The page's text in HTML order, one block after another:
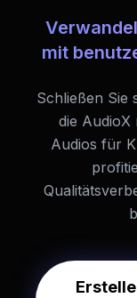
mit
Schließen Sie
die
Audios für